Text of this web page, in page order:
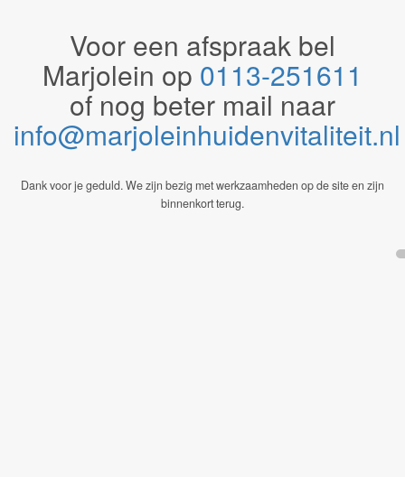
Voor een afspraak bel
Marjolein op 0113-251611
of nog beter mail naar
Dank voor je geduld. We zijn bezig met werkzaamheden op de site en zijn
binnenkort terug.